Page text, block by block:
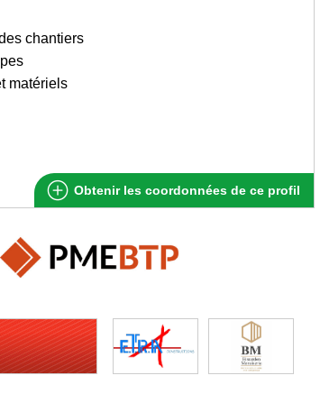
chantiers
matériels
Obtenir les coordonnées de ce profil